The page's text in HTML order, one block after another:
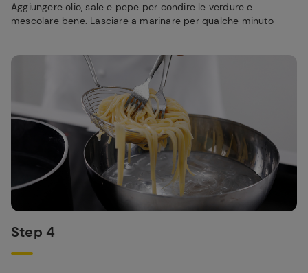
Aggiungere olio, sale e pepe per condire le verdure e
mescolare bene. Lasciare a marinare per qualche minuto
Step 4